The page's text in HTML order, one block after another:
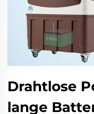
Drahtlose
lange